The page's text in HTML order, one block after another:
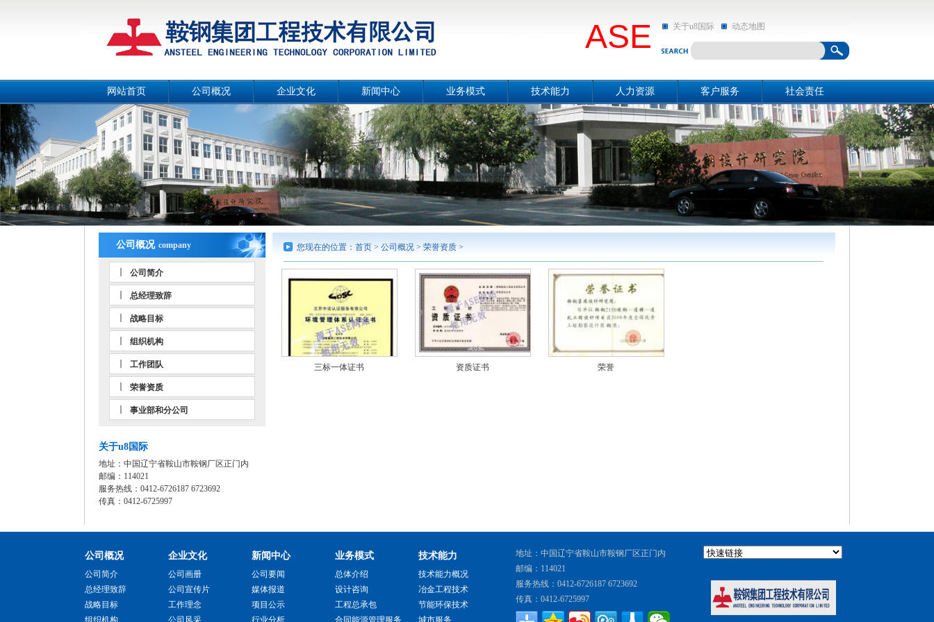
ASE 关于u8国际 动态地图
网站首页 公司概况
总经理致辞
战略目标
组织机构
工作团队
荣誉资质
事业部和分公司
企业文化
公司画册
公司宣传片
工作理念
公司风采
人文环境
新闻中心
公司要闻
媒体报道
项目公示
行业分析
业务模式
总体介绍
设计咨询
工程总承包
合同能源管理服务
工程监理
技术能力
技术能力概况
冶金工程技术
节能环保技术
城市服务
勘测及岩土工程
智能制造
案例展示
人力资源
资源概况
招聘信息
客户服务
关于u8国际
动态地图
社会责任
社会责任
亲和动态
公司概况 company
公司简介
总经理致辞
战略目标
组织机构
工作团队
荣誉资质
事业部和分公司
关于u8国际
地址：中国辽宁省鞍山市鞍钢厂区正门内
邮编：114021
服务热线：0412-6726187 6723692
传真：0412-6725997
您现在的位置： 首页 > 公司概况 > 荣誉资质 >
三标一体证书 资质证书 荣誉
公司概况
公司简介
总经理致辞
战略目标
组织机构
企业文化
公司画册
公司宣传片
工作理念
公司风采
新闻中心
公司要闻
媒体报道
项目公示
行业分析
业务模式
总体介绍
设计咨询
工程总承包
合同能源管理服务
技术能力
技术能力概况
冶金工程技术
节能环保技术
城市服务
地址：中国辽宁省鞍山市鞍钢厂区正门内
邮编：114021
服务热线：0412-6726187 6723692
传真：0412-6725997